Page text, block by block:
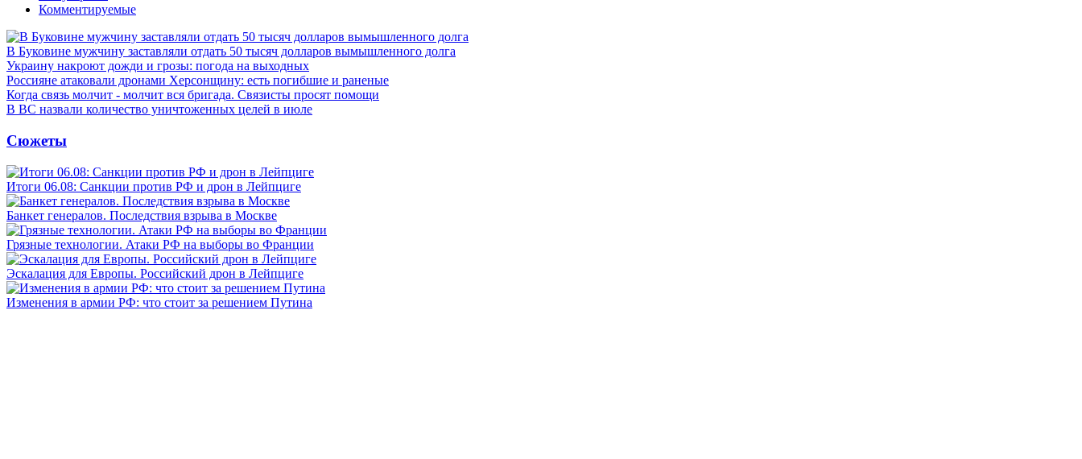
Комментируемые
В Буковине мужчину заставляли отдать 50 тысяч долларов вымышленного долга
Украину накроют дожди и грозы: погода на выходных
Россияне атаковали дронами Херсонщину: есть погибшие и раненые
Когда связь молчит - молчит вся бригада. Связисты просят помощи
В ВС назвали количество уничтоженных целей в июле
Сюжеты
Итоги 06.08: Санкции против РФ и дрон в Лейпциге
Банкет генералов. Последствия взрыва в Москве
Грязные технологии. Атаки РФ на выборы во Франции
Эскалация для Европы. Российский дрон в Лейпциге
Изменения в армии РФ: что стоит за решением Путина